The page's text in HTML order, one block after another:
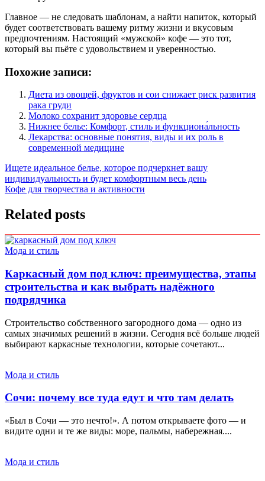
Главное — не следовать шаблонам, а найти напиток, который
будет соответствовать вашему ритму жизни и вкусовым
предпочтениям. Настоящий «мужской» кофе — это тот,
который вы пьёте с удовольствием и уверенностью.
Похожие записи:
Диета из овощей, фруктов и сои снижает риск развития
рака груди
Молоко сохранит здоровье сердца
Нижнее белье: Комфорт, стиль и функциона́льность
Лекарства: основные понятия, виды и их роль в
современной медицине
Навигация
по
Ищете идеальное белье, которое подчеркнет вашу
индивидуальность и будет комфортным весь день
Кофе для творчества и активности
Related posts
Мода и стиль
Каркасный дом под ключ: преимущества, этапы
строительства и как выбрать надёжного
подрядчика
Строительство собственного загородного дома — одно из
самых значимых решений в жизни. Сегодня всё больше людей
выбирают каркасные технологии, которые сочетают...
Мода и стиль
Сочи: почему все туда едут и что там делать
«Был в Сочи — это нечто!». А потом открываете фото — и
видите одни и те же виды: море, пальмы, набережная....
Мода и стиль